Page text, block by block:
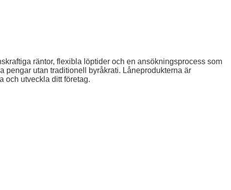
räntor, flexibla löptider och en ansökningsprocess som
pengar utan traditionell byråkrati. Låneprodukterna är
och utveckla ditt företag.